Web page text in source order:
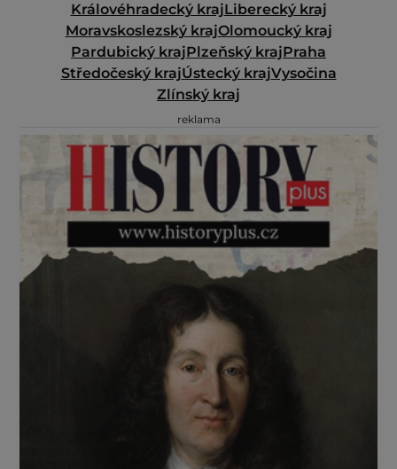
Královéhradecký krajLiberecký kraj
Moravskoslezský krajOlomoucký kraj
Pardubický krajPlzeňský krajPraha
Středočeský krajÚstecký krajVysočina
Zlínský kraj
reklama